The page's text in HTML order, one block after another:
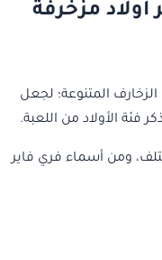
مزخرفة
المتنوعة؛ لجعل
فئة الأولاد من اللعبة.
ومن أسماء فري فاير